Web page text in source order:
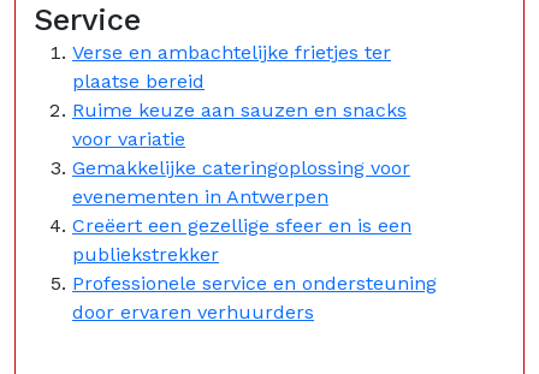
Service
Verse en ambachtelijke frietjes ter
plaatse bereid
Ruime keuze aan sauzen en snacks
voor variatie
Gemakkelijke cateringoplossing voor
evenementen in Antwerpen
Creëert een gezellige sfeer en is een
publiekstrekker
Professionele service en ondersteuning
door ervaren verhuurders